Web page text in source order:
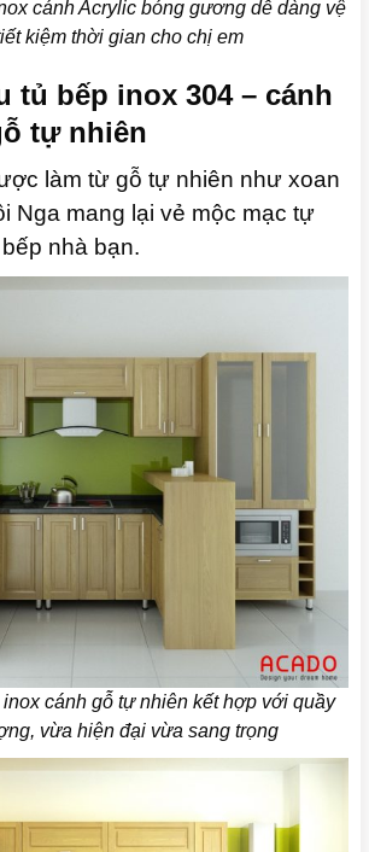
cánh Acrylic bóng gương dễ dàng vệ
kiệm thời gian cho chị em
tủ bếp inox 304 – cánh
tự nhiên
làm từ gỗ tự nhiên như xoan
Nga mang lại vẻ mộc mạc tự
nhà bạn.
cánh gỗ tự nhiên kết hợp với quầy
vừa hiện đại vừa sang trọng